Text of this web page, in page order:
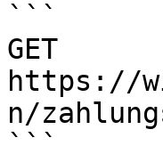
```
GET
https://
n/
```